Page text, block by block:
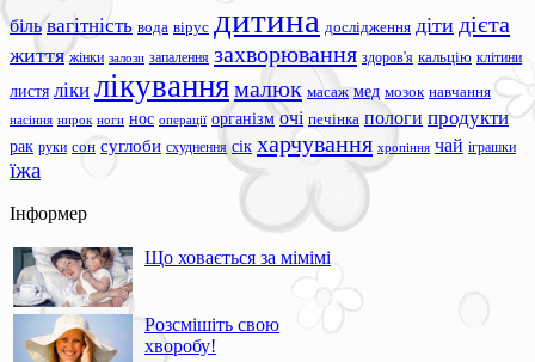
біль вагітність вода вірус дитина дослідження діти дієта
життя жінки залози запалення захворювання здоров'я кальцію клітини
листя ліки лікуваннямалюк масаж мед мозок навчання
насіння нирок ноги нос операції організм очі печінка пологи продукти
рак руки сон суглоби схуднення сік харчування хропіння чай іграшки
їжа
Інформер
Що ховається за мімімі
Розсмішіть свою
хворобу!